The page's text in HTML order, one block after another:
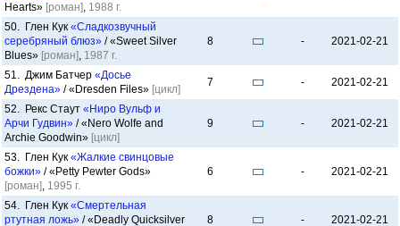
Hearts» [роман], 1988 г.
50. Глен Кук «Сладкозвучный
серебряный блюз» / «Sweet Silver
Blues» [роман], 1987 г.
8 - 2021-02-21
51. Джим Батчер «Досье
Дрездена» / «Dresden Files» [цикл]
7 - 2021-02-21
52. Рекс Стаут «Ниро Вульф и
Арчи Гудвин» / «Nero Wolfe and
Archie Goodwin» [цикл]
9 - 2021-02-21
53. Глен Кук «Жалкие свинцовые
божки» / «Petty Pewter Gods»
[роман], 1995 г.
6 - 2021-02-21
54. Глен Кук «Смертельная
ртутная ложь» / «Deadly Quicksilver
8 - 2021-02-21